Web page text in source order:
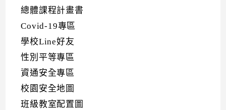
總體課程計畫書
Covid-19專區
學校Line好友
性別平等專區
資通安全專區
校園安全地圖
班級教室配置圖